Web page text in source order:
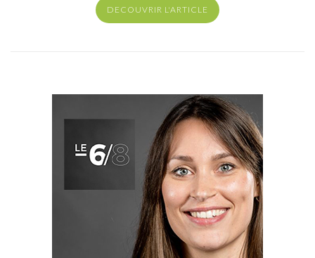
DECOUVRIR L'ARTICLE